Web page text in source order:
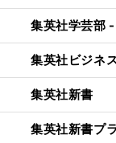
集英社学芸部
集英社ビジネ
集英社新書
集英社新書プ